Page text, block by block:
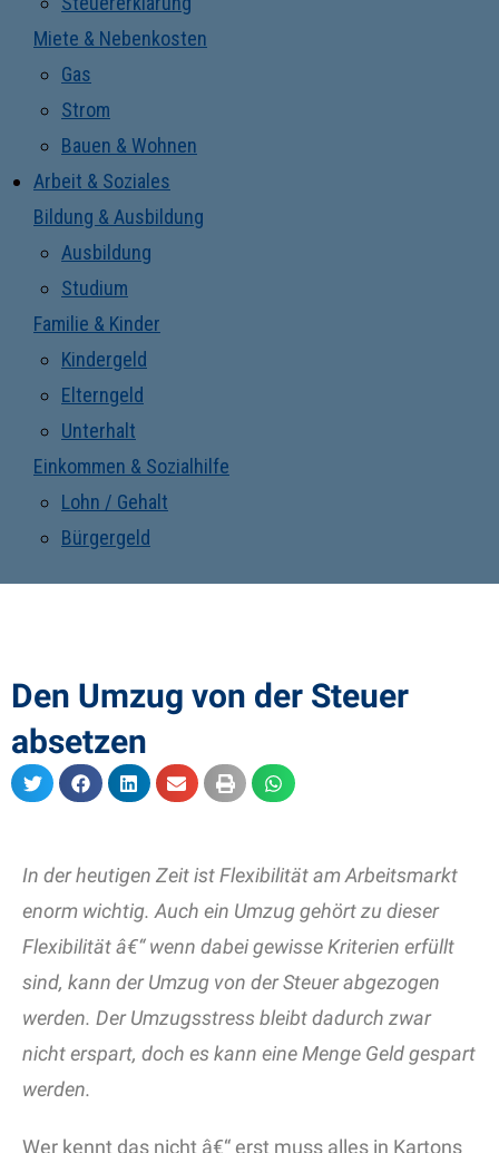
Miete & Nebenkosten
Gas
Strom
Bauen & Wohnen
Arbeit & Soziales
Bildung & Ausbildung
Ausbildung
Studium
Familie & Kinder
Kindergeld
Elterngeld
Unterhalt
Einkommen & Sozialhilfe
Lohn / Gehalt
Bürgergeld
Den Umzug von der Steuer
absetzen
In der heutigen Zeit ist Flexibilität am Arbeitsmarkt
enorm wichtig. Auch ein Umzug gehört zu dieser
Flexibilität â€“ wenn dabei gewisse Kriterien erfüllt
sind, kann der Umzug von der Steuer abgezogen
werden. Der Umzugsstress bleibt dadurch zwar
nicht erspart, doch es kann eine Menge Geld gespart
werden.
Wer kennt das nicht â€“ erst muss alles in Kartons